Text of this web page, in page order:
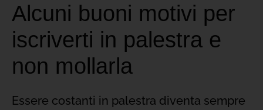
Alcuni buoni motivi per
iscriverti in palestra e
non mollarla
Essere costanti in palestra diventa sempre